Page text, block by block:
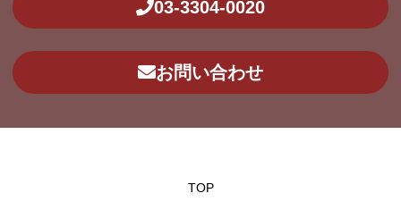
03-3304-0020
お問い合わせ
TOP